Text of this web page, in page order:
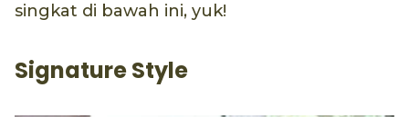
singkat di bawah ini, yuk!
Signature Style